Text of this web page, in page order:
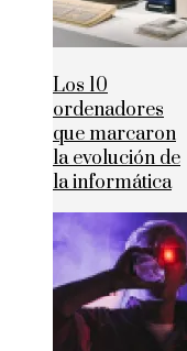
Los 10
ordenadores
que marcaron
la evolución de
la informática